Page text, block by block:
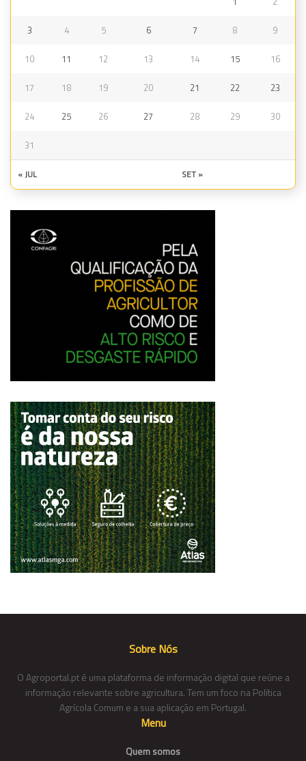
3 4 5 6 7 8 9
10 11 12 13 14 15 16
17 18 19 20 21 22 23
24 25 26 27 28 29 30
31
« JUL SET »
Sobre Nós
O Agroportal.pt é uma plataforma de informação digital que reúne a
informação relevante sobre agricultura. Tem um foco na Política
Agrícola Comum e a sua aplicação em Portugal.
Menu
Quem somos